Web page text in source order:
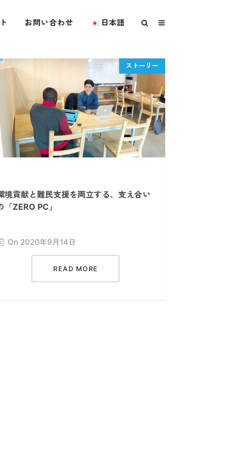
お問い合わせ 日本語
境貢献と難民支援を両立する、支え合い
「ZERO PC」
On 2020年9月14日
READ MORE